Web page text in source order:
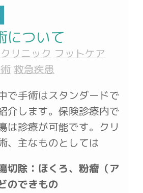
について
クリニック フットケア
救急疾患
で手術はスタンダードで
介します。保険診療内で
は診療が可能です。クリ
、主なものとしては
切除：ほくろ、粉瘤（ア
のできもの